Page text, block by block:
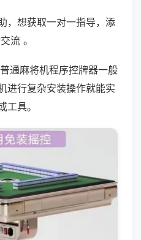
，想获取一对一指导，添
流 。
通麻将机程序控牌器一般
进行复杂安装操作就能实
具。